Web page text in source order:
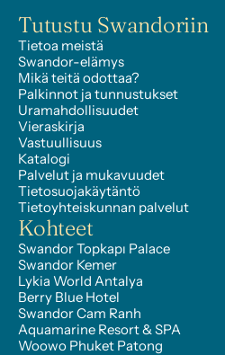
Tutustu Swandoriin
Tietoa meistä
Swandor-elämys
Mikä teitä odottaa?
Palkinnot ja tunnustukset
Uramahdollisuudet
Vieraskirja
Vastuullisuus
Katalogi
Palvelut ja mukavuudet
Tietosuojakäytäntö
Tietoyhteiskunnan palvelut
Kohteet
Swandor Topkapı Palace
Swandor Kemer
Lykia World Antalya
Berry Blue Hotel
Swandor Cam Ranh
Aquamarine Resort & SPA
Woowo Phuket Patong